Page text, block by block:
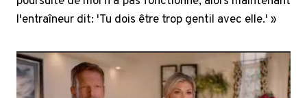
l'entraîneur dit: 'Tu dois être trop gentil avec elle.' »